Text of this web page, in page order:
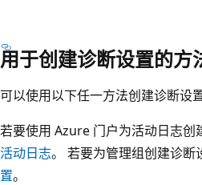
用于创建诊断设置的方
可以使用以下任一方法创建诊断设置
若要使用 Azure 门户为活动日志创
活动日志。 若要为管理组创建诊断
置。